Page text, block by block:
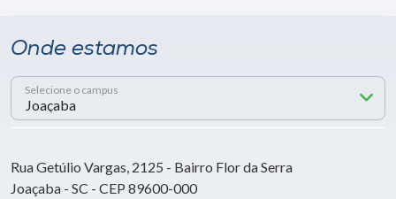
Onde estamos
Selecione o campus
Rua Getúlio Vargas, 2125 - Bairro Flor da Serra
Joaçaba - SC - CEP 89600-000